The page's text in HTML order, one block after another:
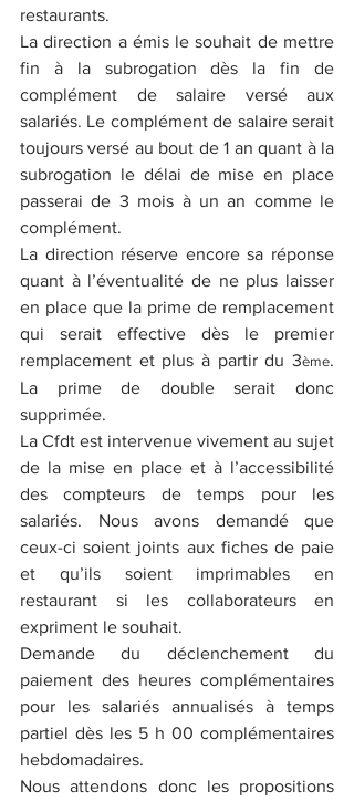
restaurants.
La direction a émis le souhait de mettre
fin à la subrogation dès la fin de
complément de salaire versé aux
salariés. Le complément de salaire serait
toujours versé au bout de 1 an quant à la
subrogation le délai de mise en place
passerai de 3 mois à un an comme le
complément.
La direction réserve encore sa réponse
quant à l’éventualité de ne plus laisser
en place que la prime de remplacement
qui serait effective dès le premier
remplacement et plus à partir du 3ème.
La prime de double serait donc
supprimée.
La Cfdt est intervenue vivement au sujet
de la mise en place et à l’accessibilité
des compteurs de temps pour les
salariés. Nous avons demandé que
ceux-ci soient joints aux fiches de paie
et qu’ils soient imprimables en
restaurant si les collaborateurs en
expriment le souhait.
Demande du déclenchement du
paiement des heures complémentaires
pour les salariés annualisés à temps
partiel dès les 5 h 00 complémentaires
hebdomadaires.
Nous attendons donc les propositions